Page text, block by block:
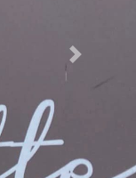
Nächstes